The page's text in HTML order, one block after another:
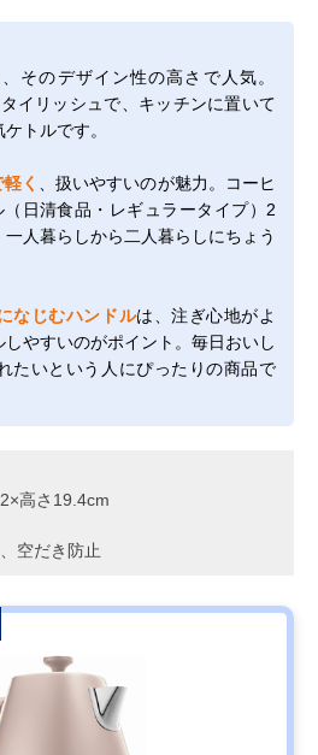
そのデザイン性の高さで人気。
イリッシュで、キッチンに置いて
トルです。
く
、扱いやすいのが魅力。コーヒ
日清食品・レギュラータイプ）2
人暮らしから二人暮らしにちょう
なじむハンドルは、注ぎ心地がよ
やすいのがポイント。毎日おいし
たいという人にぴったりの商品で
高さ19.4cm
空だき防止